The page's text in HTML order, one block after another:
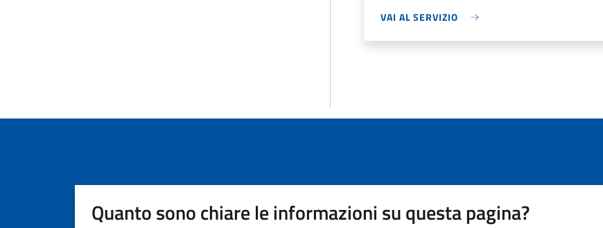
VAI AL SERVIZIO
Quanto sono chiare le informazioni su questa pagina?